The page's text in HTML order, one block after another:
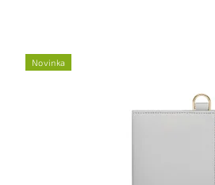
Novinka